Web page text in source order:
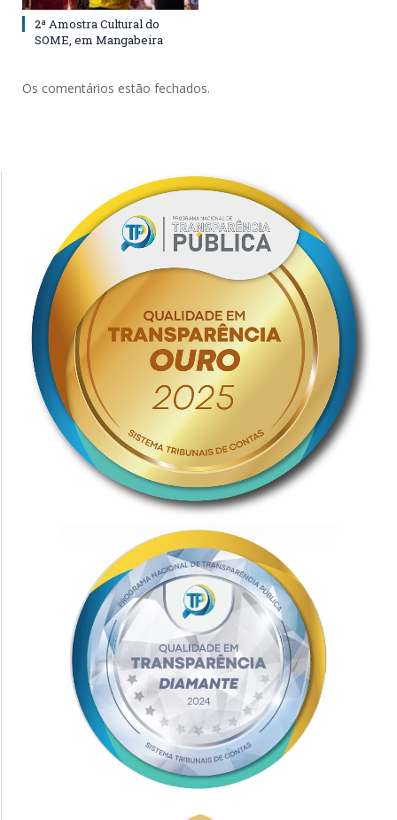
2ª Amostra Cultural do
SOME, em Mangabeira
Os comentários estão fechados.